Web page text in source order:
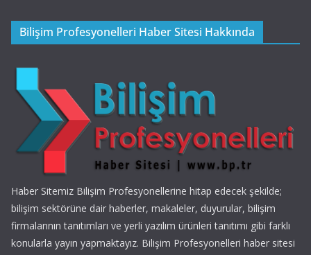
Bilişim Profesyonelleri Haber Sitesi Hakkında
Haber Sitemiz Bilişim Profesyonellerine hitap edecek şekilde;
bilişim sektörüne dair haberler, makaleler, duyurular, bilişim
firmalarının tanıtımları ve yerli yazılım ürünleri tanıtımı gibi farklı
konularla yayın yapmaktayız. Bilişim Profesyonelleri haber sitesi